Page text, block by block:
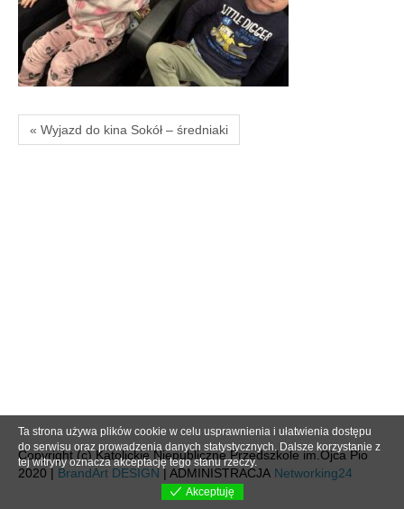
« Wyjazd do kina Sokół – średniaki
Copyright (c) Katolickie Niepubliczne Przedszkole im.Ojca Pio
2020 | BrandArt DESIGN | ADMINISTRACJA Networking24
Ta strona używa plików cookie w celu usprawnienia i ułatwienia dostępu
do serwisu oraz prowadzenia danych statystycznych. Dalsze korzystanie z
tej witryny oznacza akceptację tego stanu rzeczy.
Akceptuję